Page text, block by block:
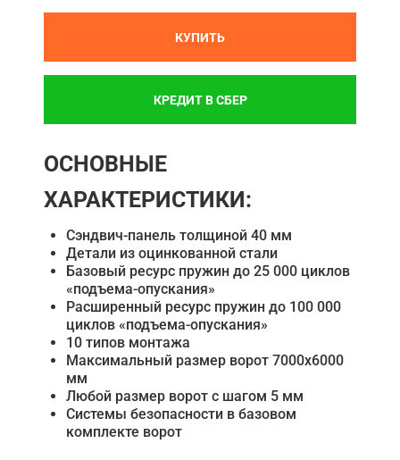
КУПИТЬ
КРЕДИТ В СБЕР
ОСНОВНЫЕ
ХАРАКТЕРИСТИКИ:
Сэндвич-панель толщиной 40 мм
Детали из оцинкованной стали
Базовый ресурс пружин до 25 000 циклов
«подъема-опускания»
Расширенный ресурс пружин до 100 000
циклов «подъема-опускания»
10 типов монтажа
Максимальный размер ворот 7000х6000
мм
Любой размер ворот с шагом 5 мм
Системы безопасности в базовом
комплекте ворот